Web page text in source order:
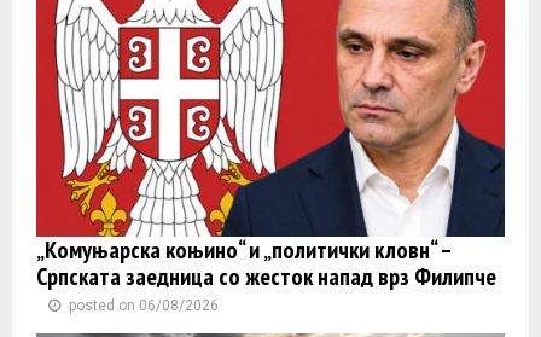
„Комуњарска коњино“ и „политички кловн“ –
Српската заедница со жесток напад врз Филипче
posted on 06/08/2026